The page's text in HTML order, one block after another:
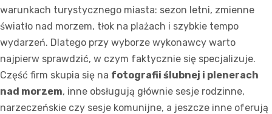
warunkach turystycznego miasta: sezon letni, zmienne
światło nad morzem, tłok na plażach i szybkie tempo
wydarzeń. Dlatego przy wyborze wykonawcy warto
najpierw sprawdzić, w czym faktycznie się specjalizuje.
Część firm skupia się na fotografii ślubnej i plenerach
nad morzem, inne obsługują głównie sesje rodzinne,
narzeczeńskie czy sesje komunijne, a jeszcze inne oferują